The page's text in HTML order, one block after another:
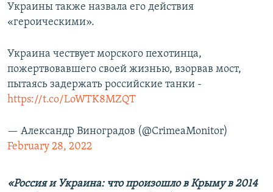
Украины также назвала его действия
«героическими».
Украина чествует морского пехотинца,
пожертвовавшего своей жизнью, взорвав мост,
пытаясь задержать российские танки -
https://t.co/LoWTK8MZQT
— Александр Виноградов (@CrimeaMonitor)
February 28, 2022
«Россия и Украина: что произошло в Крыму в 2014